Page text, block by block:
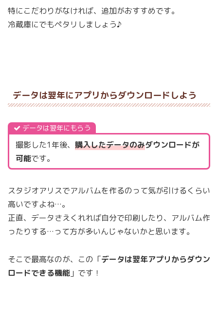
特にこだわりがなければ、追加がおすすめです。
冷蔵庫にでもペタリしましょう♪
データは翌年にアプリからダウンロードしよう
データは翌年にもらう
撮影した1年後、 購入したデータのみダウンロードが
可能です。
スタジオアリスでアルバムを作るのって気が引けるくらい
高いですよね…。
正直、データさえくれれば自分で印刷したり、アルバム作
ったりする…って方が多いんじゃないかと思います。
そこで最高なのが、この「データは翌年アプリからダウン
ロードできる機能 」です！